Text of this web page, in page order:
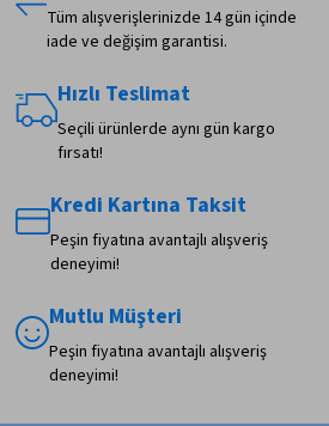
Tüm alışverişlerinizde 14 gün içinde
iade ve değişim garantisi.
Hızlı Teslimat
Seçili ürünlerde aynı gün kargo
fırsatı!
Kredi Kartına Taksit
Peşin fiyatına avantajlı alışveriş
deneyimi!
Mutlu Müşteri
Peşin fiyatına avantajlı alışveriş
deneyimi!